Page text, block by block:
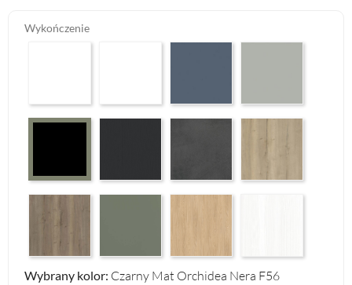
Wykończenie
Wybrany kolor: Czarny Mat Orchidea Nera F56